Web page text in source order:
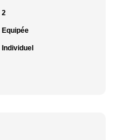
2
Equipée
Individuel